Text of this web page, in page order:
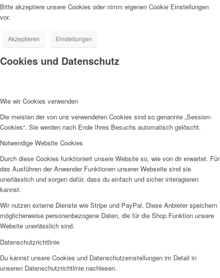
Bitte akzeptiere unsere Cookies oder nimm eigenen Cookie Einstellungen
vor.
Akzeptieren Einstellungen
Cookies und Datenschutz
Wie wir Cookies verwenden
Die meisten der von uns verwendeten Cookies sind so genannte „Session-
Cookies“. Sie werden nach Ende Ihres Besuchs automatisch gelöscht.
Notwendige Website Cookies
Durch diese Cookies funktioniert unsere Website so, wie von dir erwartet. Für
das Ausführen der Anwender Funktionen unserer Webseite sind sie
unerlässlich und sorgen dafür, dass du einfach und sicher interagieren
kannst.
Wir nutzen externe Dienste wie Stripe und PayPal. Diese Anbieter speichern
möglicherweise personenbezogene Daten, die für die Shop Funktion unsere
Website unerlässlich sind.
Datenschutzrichtlinie
Du kannst unsere Cookies und Datenschutzeinstellungen im Detail in
unseren Datenschutzrichtlinie nachlesen.